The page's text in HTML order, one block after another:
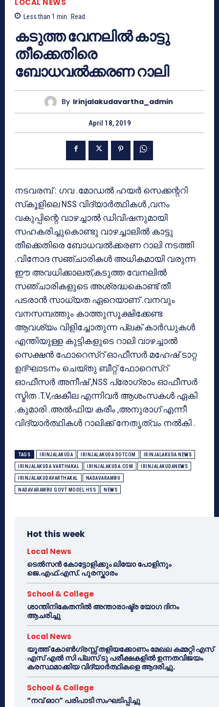
Less than 1 min. Read
കടുത്ത വേനലില്‍ കാട്ടു
തീക്കെതിരെ
ബോധവല്‍ക്കരണ റാലി
By Irinjalakudavartha_admin
April 18, 2019
നടവരമ്പ് : ഗവ .മോഡല്‍ ഹയര്‍ സെക്കന്ററി
സ്‌കൂളിലെ NSS വിദ്യാര്‍ത്ഥികള്‍ ,വനം
വകുപ്പിന്റെ വാഴച്ചാല്‍ ഡിവിഷനുമായി
സഹകരിച്ചുകൊണ്ടു വാഴച്ചാലില്‍ കാട്ടു
തീക്കെതിരെ ബോധവല്‍ക്കരണ റാലി നടത്തി
.വിനോദ സഞ്ചാരികള്‍ അധികമായി വരുന്ന
ഈ അവധിക്കാലത്,കടുത്ത വേനലില്‍
സഞ്ചാരികളുടെ അശ്രദ്ധകൊണ്ട് തീ
പടരാന്‍ സാധ്യത ഏറെയാണ് .വനവും
വനസമ്പത്തും കാത്തുസൂക്ഷിക്കേണ്ട
ആവശ്യം വിളിച്ചോതുന്ന പ്ലക് കാര്‍ഡുകള്‍
എന്തിയുള്ള കുട്ടികളുടെ റാലി വാഴച്ചാല്‍
സെക്ഷന്‍ ഫോറെസ്‌റ് ഓഫീസര്‍ മഹേഷ് ടാറ്റ
ഉദ്ഘാടനം ചെയ്തു ബീറ്റ് ഫോറെസ്‌റ്
ഓഫീസര്‍ അനീഷ് ,NSS പ്രോഗ്രാം ഓഫീസര്‍
സ്മിത .T.V,ഷകീല എന്നിവര്‍ ആശംസകള്‍ ഏകി
.കുമാരി .അല്‍ഫിയ കരീം ,അനുരാഗ് എന്നീ
വിദ്യാര്‍ത്ഥികള്‍ റാലിക്ക് നേതൃത്വം നല്‍കി .
TAGS IRINJALAKUDA IRINJALAKUDA DOTCOM IRINJALAKUDA NEWS
IRINJALAKUDA VARTHAKAL IRINJALAKUDA.COM IRINJALAKUDANEWS
IRINJALAKUDAVARTHAKAL NADAVARAMBU
NADAVARAMBU GOVT MODEL HSS NEWS
Hot this week
Local News
ടെൽസൻ കോട്ടോളിക്കും ലിയോ പോളിനും
ജെ.എഫ്.എസ്. പുരസ്കാരം
School & College
ശാന്തിനികേതനിൽ അന്താരാഷ്ട്ര യോഗ ദിനം
ആചരിച്ചു
Local News
യൂത്ത് കോൺഗ്രസ്സ് തളിയക്കോണം മേഖല കമ്മറ്റി എസ്
എസ് എൽ സി പ്ലസ് ടു പരീക്ഷകളിൽ ഉന്നതവിജയം
കരസ്ഥമാക്കിയ വിദ്യാർത്ഥികളെ ആദരിച്ചു.
School & College
“നവ് ഓറ” പരിപാടി സംഘടിപ്പിച്ചു